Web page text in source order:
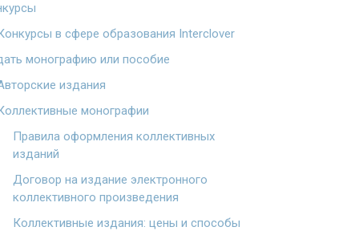
в сфере образования Interclover
монографию или пособие
издания
монографии
Правила оформления коллективных
изданий
Договор на издание электронного
коллективного произведения
Коллективные издания: цены и способы